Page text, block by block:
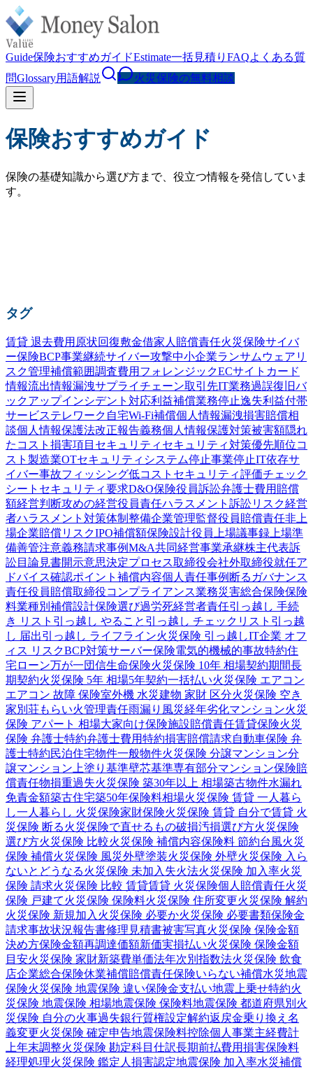
Guide保険おすすめガイドEstimate一括見積り FAQよくある質
問Glossary用語解説 火災保険の無料相談
保険おすすめガイド
保険の基礎知識から選び方まで、役立つ情報を発信していま
す。
タグ
賃貸 退去費用 原状回復敷金借家人賠償責任火災保険サイバ
ー保険BCP事業継続サイバー攻撃中小企業ランサムウェア リ
スク管理補償範囲調査費用 フォレンジックECサイト カード
情報流出情報漏洩サプライチェーン取引先IT業務過誤復旧バ
ックアップインシデント対応利益補償業務停止逸失利益付帯
サービステレワーク 自宅Wi-Fi補償個人情報漏洩損害賠償相
談個人情報保護法改正報告義務個人情報保護対策被害額隠れ
たコスト 損害項目 セキュリティ セキュリティ対策優先順位コ
スト 製造業OTセキュリティ システム停止事業停止IT依存サ
イバー事故フィッシング低コスト セキュリティ評価チェック
シート セキュリティ要求D&O保険役員訴訟弁護士費用 賠償
額経営判断攻めの経営役員責任ハラスメント 訴訟リスク経営
者ハラスメント対策体制整備企業管理監督役員賠償責任非上
場企業賠償リスクIPO補償額保険設計役員 上場議事録 上場準
備善管注意義務請求事例M&A共同経営事業承継株主代表訴
訟目論見書開示意思決定プロセス取締役会社外取締役就任ア
ドバイス確認ポイント 補償内容個人責任事例 断る ガバナンス
責任役員賠償取締役コンプライアンス業務災害総合保険保険
料業種別 補償設計保険選び過労死経営者責任引っ越し 手続
き リスト 引っ越し やること 引っ越し チェックリスト 引っ越
し 届出引っ越し ライフライン火災保険 引っ越しIT企業 オフ
ィス リスクBCP対策サーバー保険電気的機械的事故特約住
宅ローン万が一団信生命保険火災保険 10年 相場契約期間長
期契約火災保険 5年 相場5年契約一括払い火災保険 エアコン
エアコン 故障 保険室外機 水災建物 家財 区分火災保険 空き
家別荘もらい火管理責任雨漏り 風災経年劣化マンション火災
保険 アパート 相場大家向け保険施設賠償責任賃貸保険火災
保険 弁護士特約弁護士費用特約損害賠償請求自動車保険 弁
護士特約民泊住宅物件一般物件火災保険 分譲マンション分
譲マンション 上塗り基準壁芯基準専有部分マンション保険賠
償責任物損重過失火災保険 築30年以上 相場築古物件水漏れ
免責金額築古住宅築50年保険料相場火災保険 賃貸 一人暮ら
し一人暮らし 火災保険家財保険火災保険 賃貸 自分で賃貸 火
災保険 断る火災保険で直せるもの破損汚損選び方火災保険
選び方火災保険 比較火災保険 補償内容保険料 節約台風火災
保険 補償火災保険 風災外壁塗装火災保険 外壁火災保険 入ら
ないとどうなる火災保険 未加入 失火法火災保険 加入率火災
保険 請求火災保険 比較 賃貸賃貸 火災保険個人賠償責任火災
保険 戸建て火災保険 保険料火災保険 住所変更火災保険 解約
火災保険 新規加入 火災保険 必要か火災保険 必要書類保険金
請求事故状況報告書修理見積書被害写真火災保険 保険金額
決め方保険金額再調達価額新価実損払い火災保険 保険金額
目安火災保険 家財新築費単価法年次別指数法火災保険 飲食
店企業総合保険休業補償賠償責任保険いらない補償水災地震
保険火災保険 地震保険 違い保険金支払い地震上乗せ特約火
災保険 地震保険 相場地震保険 保険料地震保険 都道府県別 火
災保険 自分の火事過失銀行質権設定解約返戻金乗り換え 名
義変更火災保険 確定申告地震保険料控除個人事業主経費計
上年末調整火災保険 勘定科目 仕訳長期前払費用損害保険料
経理処理火災保険 鑑定人 損害認定地震保険 加入率水災補償